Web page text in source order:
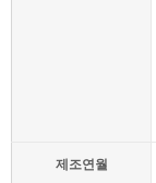
제조연월